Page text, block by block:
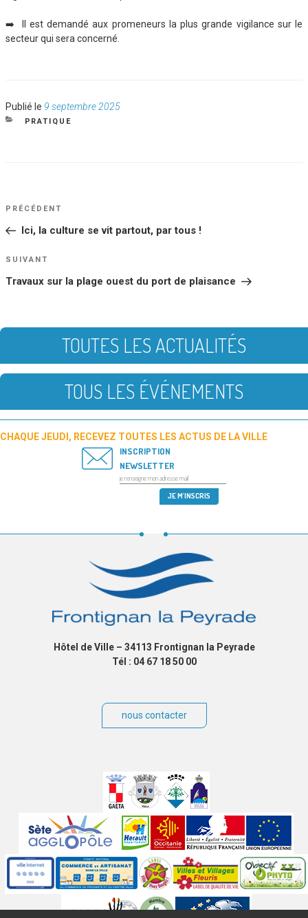
➡️ Il est demandé aux promeneurs la plus grande vigilance sur le
secteur qui sera concerné.
Publié le Publié
le
9 septembre 2025
CATÉGORIES
PRATIQUE
NAVIGATION
DE
Article
PRÉCÉDENT
Ici, la culture se vit partout, par tous !
Article
SUIVANT
Travaux sur la plage ouest du port de plaisance
TOUTES LES ACTUALITÉS
TOUS LES ÉVÉNEMENTS
CHAQUE JEUDI, RECEVEZ TOUTES LES ACTUS DE LA VILLE
INSCRIPTION
NEWSLETTER
Hôtel de Ville – 34113 Frontignan la Peyrade
Tél : 04 67 18 50 00
nous contacter
partenaires
Labels